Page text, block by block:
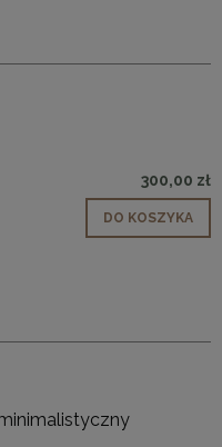
300,00 zł
DO KOSZYKA